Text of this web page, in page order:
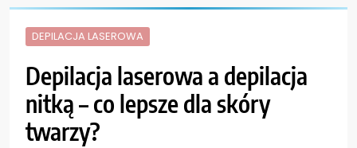
DEPILACJA LASEROWA
Depilacja laserowa a depilacja
nitką – co lepsze dla skóry
twarzy?